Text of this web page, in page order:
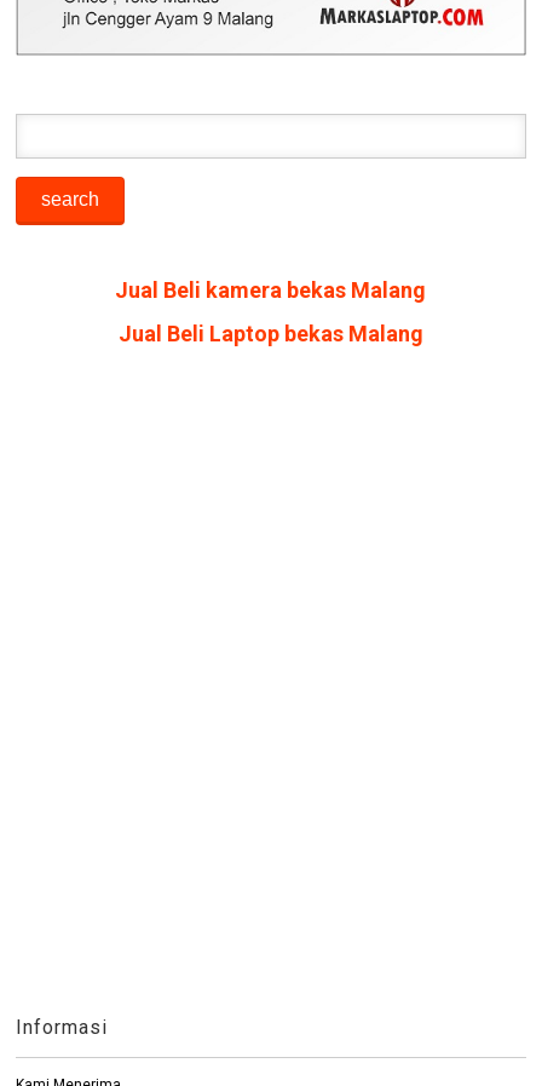
Jual Beli kamera bekas Malang
Jual Beli Laptop bekas Malang
Informasi